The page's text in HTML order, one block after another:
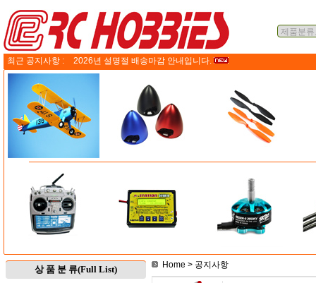
최근 공지사항 : 2026년 설명절 배송마감 안내입니다.
상 품 분 류(Full List) Home > 공지사항